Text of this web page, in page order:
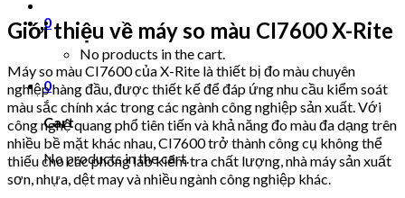
0
No products in the cart.
0
Cart
No products in the cart.
Giới thiệu về máy so màu CI7600 X-Rite
Máy so màu CI7600 của X-Rite là thiết bị đo màu chuyên
nghiệp hàng đầu, được thiết kế để đáp ứng nhu cầu kiểm soát
màu sắc chính xác trong các ngành công nghiệp sản xuất. Với
công nghệ quang phổ tiên tiến và khả năng đo màu đa dạng trên
nhiều bề mặt khác nhau, CI7600 trở thành công cụ không thể
thiếu cho các phòng lab kiểm tra chất lượng, nhà máy sản xuất
sơn, nhựa, dệt may và nhiều ngành công nghiệp khác.